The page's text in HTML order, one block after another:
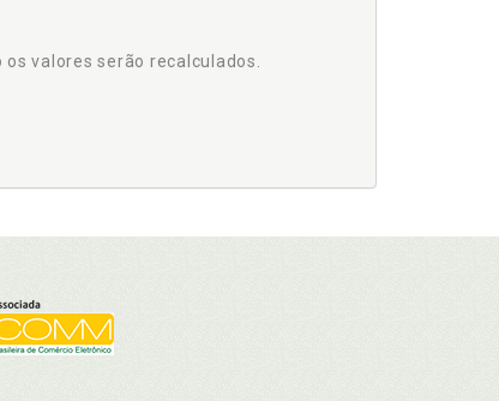
valores serão recalculados.